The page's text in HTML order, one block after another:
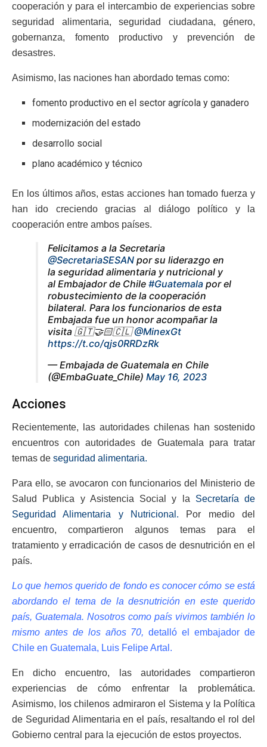
cooperación y para el intercambio de experiencias sobre
seguridad alimentaria, seguridad ciudadana, género,
gobernanza, fomento productivo y prevención de
desastres.
Asimismo, las naciones han abordado temas como:
fomento productivo en el sector agrícola y ganadero
modernización del estado
desarrollo social
plano académico y técnico
En los últimos años, estas acciones han tomado fuerza y
han ido creciendo gracias al diálogo político y la
cooperación entre ambos países.
Felicitamos a la Secretaria
@SecretariaSESAN por su liderazgo en
la seguridad alimentaria y nutricional y
al Embajador de Chile #Guatemala por el
robustecimiento de la cooperación
bilateral. Para los funcionarios de esta
Embajada fue un honor acompañar la
visita 🇬🇹🤝🏻🇨🇱@MinexGt
https://t.co/qjs0RRDzRk
— Embajada de Guatemala en Chile
(@EmbaGuate_Chile) May 16, 2023
Acciones
Recientemente, las autoridades chilenas han sostenido
encuentros con autoridades de Guatemala para tratar
temas de seguridad alimentaria.
Para ello, se avocaron con funcionarios del Ministerio de
Salud Publica y Asistencia Social y la Secretaría de
Seguridad Alimentaria y Nutricional. Por medio del
encuentro, compartieron algunos temas para el
tratamiento y erradicación de casos de desnutrición en el
país.
Lo que hemos querido de fondo es conocer cómo se está
abordando el tema de la desnutrición en este querido
país, Guatemala. Nosotros como país vivimos también lo
mismo antes de los años 70, detalló el embajador de
Chile en Guatemala, Luis Felipe Artal.
En dicho encuentro, las autoridades compartieron
experiencias de cómo enfrentar la problemática.
Asimismo, los chilenos admiraron el Sistema y la Política
de Seguridad Alimentaria en el país, resaltando el rol del
Gobierno central para la ejecución de estos proyectos.